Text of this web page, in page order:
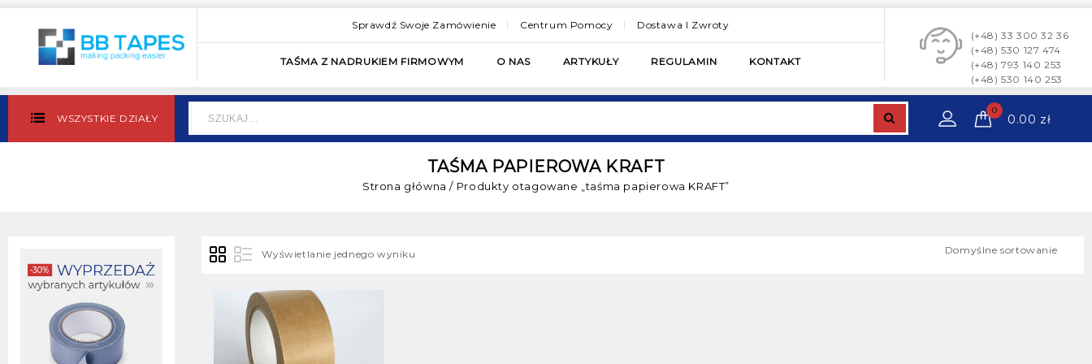
Sprawdź Swoje Zamówienie Centrum Pomocy Dostawa I Zwroty
TAŚMA Z NADRUKIEM FIRMOWYM O NAS ARTYKUŁY REGULAMIN KONTAKT
(+48) 33 300 32 36
(+48) 530 127 474
(+48) 793 140 253
(+48) 530 140 253
WSZYSTKIE DZIAŁY
0
0.00 zł
TAŚMA PAPIEROWA KRAFT
Strona główna / Produkty otagowane „taśma papierowa KRAFT”
Wyświetlanie jednego wyniku Domyślne sortowanie